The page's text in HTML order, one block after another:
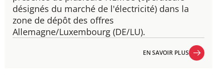
désignés du marché de l'électricité) dans la
zone de dépôt des offres
Allemagne/Luxembourg (DE/LU).
EN SAVOIR PLUS